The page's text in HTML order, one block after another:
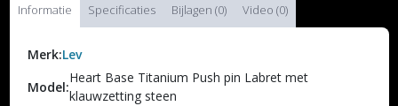
Informatie Specificaties Bijlagen (0) Video (0)
Merk:Lev
Model:
Heart Base Titanium Push pin Labret met
klauwzetting steen